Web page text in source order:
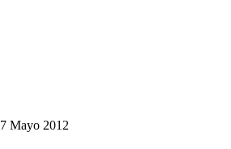
7 Mayo 2012